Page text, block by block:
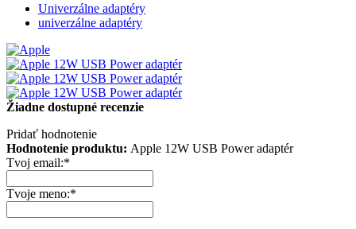
Univerzálne adaptéry
univerzálne adaptéry
Žiadne dostupné recenzie
Pridať hodnotenie
Hodnotenie produktu: Apple 12W USB Power adaptér
Tvoj email:*
Tvoje meno:*